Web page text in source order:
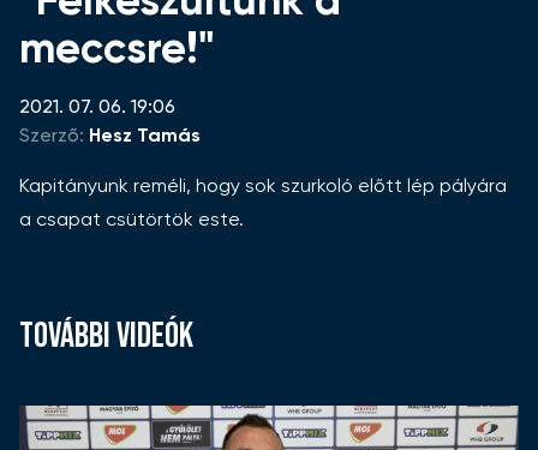
meccsre!"
2021. 07. 06. 19:06
Szerző: Hesz Tamás
Kapitányunk reméli, hogy sok szurkoló előtt lép pályára
a csapat csütörtök este.
TOVÁBBI VIDEÓK